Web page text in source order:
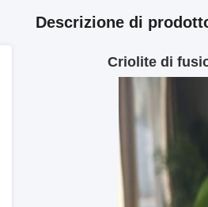
Descrizione di
Criolite di